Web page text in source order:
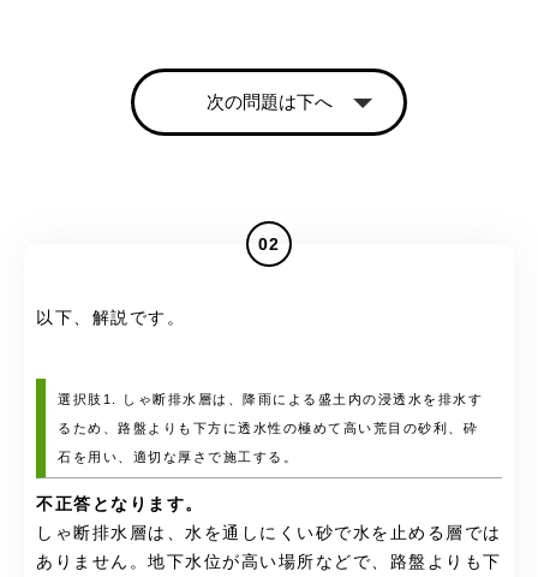
次の問題は下へ
02
以下、解説です。
選択肢1. しゃ断排水層は、降雨による盛土内の浸透水を排水す
るため、路盤よりも下方に透水性の極めて高い荒目の砂利、砕
石を用い、適切な厚さで施工する。
不正答となります。
しゃ断排水層は、水を通しにくい砂で水を止める層では
ありません。地下水位が高い場所などで、路盤よりも下